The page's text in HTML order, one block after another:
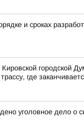
и сроках
Кировской городской
где
уголовное дело о